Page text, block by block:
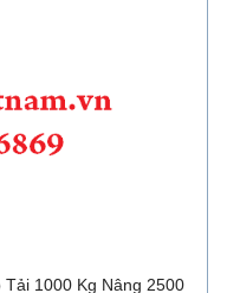
1000 Kg Nâng 2500